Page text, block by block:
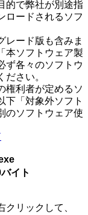
的で弊社が別途指
ロードされるソフ
レード版も含みま
本ソフトウェア製
ず各々のソフトウ
さい。
権利者が定めるソ
下「対象外ソフト
のソフトウェア使
ない各々のソフト
書類および電子文
たものとしま
イト
リックして、